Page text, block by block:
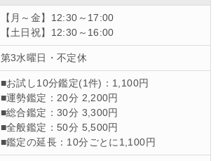
【月～金】12:30～17:00
【土日祝】12:30～16:00
第3水曜日・不定休
■お試し10分鑑定(1件)：1,100円
■運勢鑑定：20分 2,200円
■総合鑑定：30分 3,300円
■全般鑑定：50分 5,500円
■鑑定の延長：10分ごとに1,100円